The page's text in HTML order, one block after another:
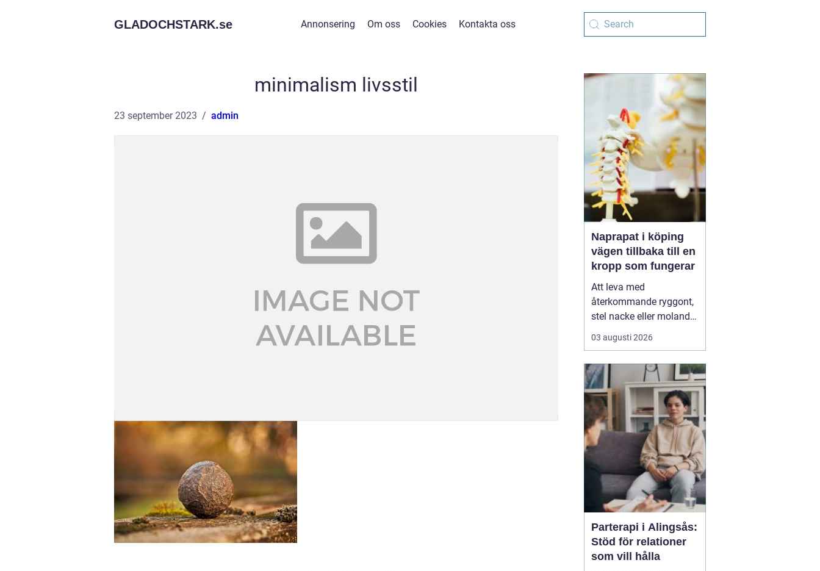
GLADOCHSTARK.se Annonsering Om oss Cookies Kontakta oss
minimalism livsstil
23 september 2023 admin
Naprapat i köping
vägen tillbaka till en
kropp som fungerar
Att leva med
återkommande ryggont,
stel nacke eller molande
värk i axlar och höfter
sliter på både ork och
länge innan de söker
hjälp, fast problemen
ofta går att påverka. En
naprapat i Köping kan
hjälpa till att hitta
orsaken bak...
03 augusti 2026
Parterapi i Alingsås:
Stöd för relationer
som vill hålla